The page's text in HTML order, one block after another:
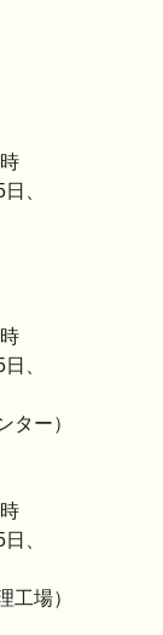
、
、
ター）
、
工場）